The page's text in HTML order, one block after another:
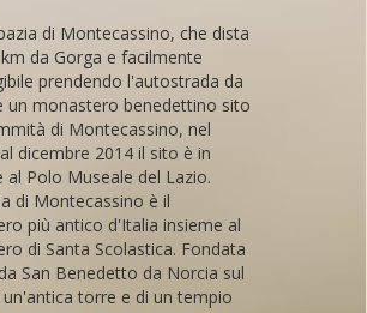
di Montecassino, che dista
da Gorga e facilmente
prendendo l'autostrada da
un monastero benedettino sito
di Montecassino, nel
dicembre 2014 il sito è in
al Polo Museale del Lazio.
di Montecassino è il
più antico d'Italia insieme al
di Santa Scolastica. Fondata
San Benedetto da Norcia sul
torre e di un tempio